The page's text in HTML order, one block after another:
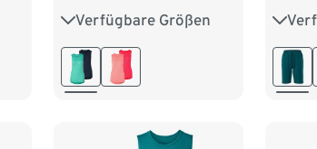
Verfügbare Größen
XS 32/34 S 36/38
M 40/42
XS
M 40/
XXL